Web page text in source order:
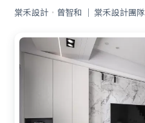
棠禾設計 · 曾智和 ｜ 棠禾設計團隊